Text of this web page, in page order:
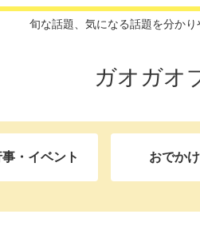
旬な話題、気になる話題を分かり
ガオガオ
・イベント おでかけ